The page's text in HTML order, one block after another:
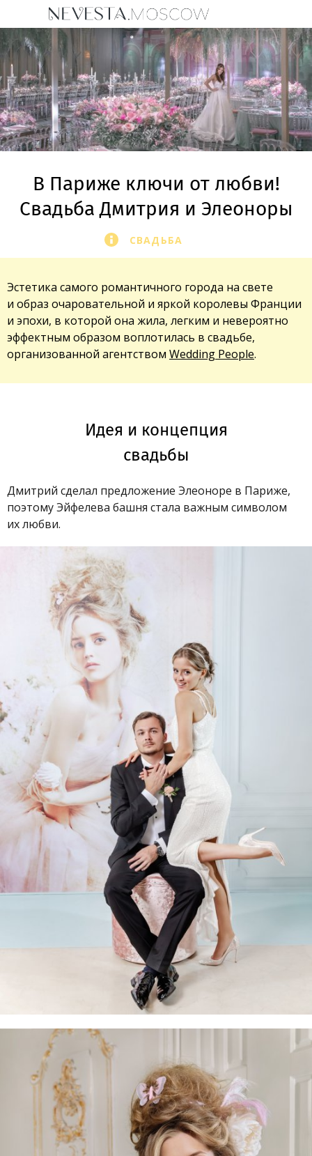
В Париже ключи от любви!
Свадьба Дмитрия и Элеоноры
СВАДЬБА
Эстетика самого романтичного города на свете
и образ очаровательной и яркой королевы Франции
и эпохи, в которой она жила, легким и невероятно
эффектным образом воплотилась в свадьбе,
организованной агентством Wedding People.
Идея и концепция
свадьбы
Дмитрий сделал предложение Элеоноре в Париже,
поэтому Эйфелева башня стала важным символом
их любви.